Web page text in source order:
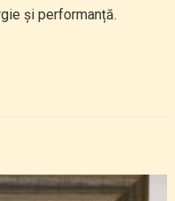
și performanță.